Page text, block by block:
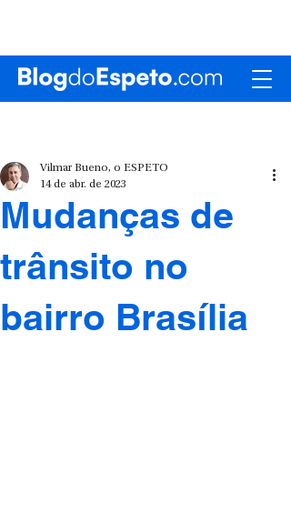
Mudanças de
trânsito no
bairro Brasília
Vilmar Bueno, o ESPETO
14 de abr. de 2023